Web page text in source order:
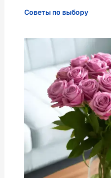
Советы по выбору